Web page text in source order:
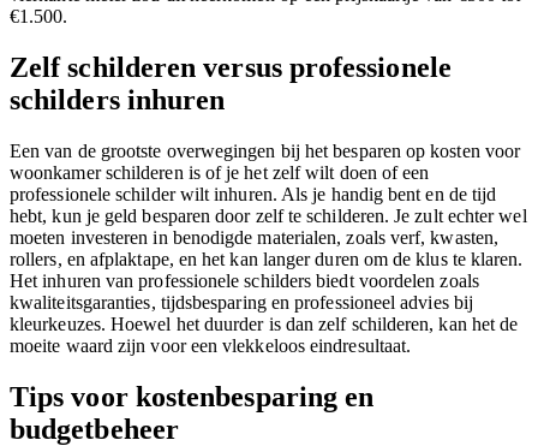
€1.500.
Zelf schilderen versus professionele
schilders inhuren
Een van de grootste overwegingen bij het besparen op kosten voor
woonkamer schilderen is of je het zelf wilt doen of een
professionele schilder wilt inhuren. Als je handig bent en de tijd
hebt, kun je geld besparen door zelf te schilderen. Je zult echter wel
moeten investeren in benodigde materialen, zoals verf, kwasten,
rollers, en afplaktape, en het kan langer duren om de klus te klaren.
Het inhuren van professionele schilders biedt voordelen zoals
kwaliteitsgaranties, tijdsbesparing en professioneel advies bij
kleurkeuzes. Hoewel het duurder is dan zelf schilderen, kan het de
moeite waard zijn voor een vlekkeloos eindresultaat.
Tips voor kostenbesparing en
budgetbeheer